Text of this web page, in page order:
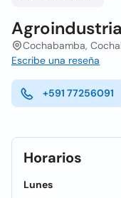
Cochabamba,
Escribe una reseña
+591 77256091
Horarios
Lunes